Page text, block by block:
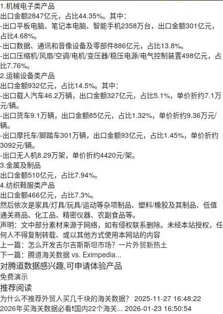
1.机械电子类产品
出口金额2847亿元，占比44.35%。其中：
-出口平板电脑、笔记本电脑、智能手机2358万台，出口金额301亿元，
占比4.68%。
-出口数据、通讯和音像设备及零部件886亿元，占比13.8%。
-出口压缩机/风扇/空调/电机/变压器/稳压电源/电气控制装置498亿元，占
比7.76%。
2.运输设备类产品
出口金额932亿元，占比14.5%。其中：
-出口载人汽车46.2万辆，出口金额327亿元，占比5.1%，单价折约7.1万
元/辆。
-出口货车9.1万辆，出口金额85亿元，占比1.32%，单价折约9.36万元/
辆。
-出口摩托车/脚踏车301万辆，出口金额93亿元，占比1.45%，单价折约
3092元/辆。
-出口无人机8.29万架，单价折约4420元/架。
3.金属及制品
出口金额510亿元，占比7.94%。
4.纺织鞋服类产品
出口金额466亿元，占比7.3%。
然后依次是家具/灯具/玩具/运动等杂项制品、塑料/橡胶及其制品、低值
通关商品、化工品、精密仪器、农副食品等。
声明：文中部分素材来源于网络，如有侵权联系删除。未经本站授权，任
何人不得复制转载、或以其他方式使用本网站的内容
上一篇： 怎么开发吉尔吉斯斯坦市场？一片外贸新热土
下一篇： 腾道海关数据 vs. Eximpedia...
对腾道数据感兴趣,可申请体验产品
免费演示
推荐阅读
为什么不推荐外贸人买几千块的海关数据？ 2025-11-27 16:48:22
2026年买海关数据必看❗国内22个海关... 2026-01-23 16:50:54